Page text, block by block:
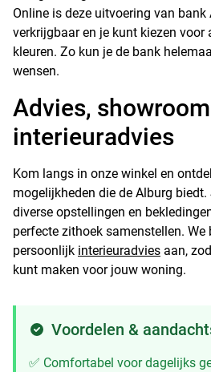
Online is deze uitvoering van bank
verkrijgbaar en je kunt kiezen voor
kleuren. Zo kun je de bank
wensen.
Advies,
interieuradvies
Kom langs in onze winkel en
mogelijkheden die de Alburg
diverse opstellingen en
perfecte zithoek samenstellen. We
persoonlijk interieuradvies aan,
kunt maken voor jouw woning.
Voordelen &
✅ Comfortabel voor dagelijks